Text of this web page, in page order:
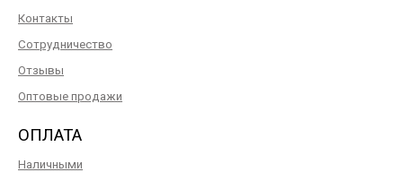
Контакты
Сотрудничество
Отзывы
Оптовые продажи
ОПЛАТА
Наличными